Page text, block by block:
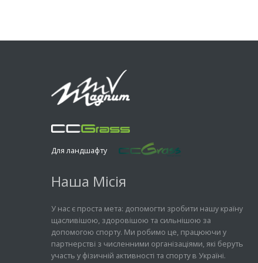
Для ландшафту
Наша Місія
У нас є проста мета: допомогти зробити нашу країну
щасливішою, здоровішою та сильнішою за
допомогою спорту. Ми робимо це, працюючи у
партнерстві з численними організаціями, які беруть
участь у фізичній активності та спорту в Україні.